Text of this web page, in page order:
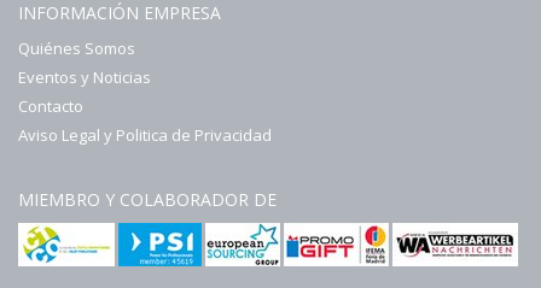
INFORMACIÓN EMPRESA
Quiénes Somos
Eventos y Noticias
Contacto
Aviso Legal y Politica de Privacidad
MIEMBRO Y COLABORADOR DE